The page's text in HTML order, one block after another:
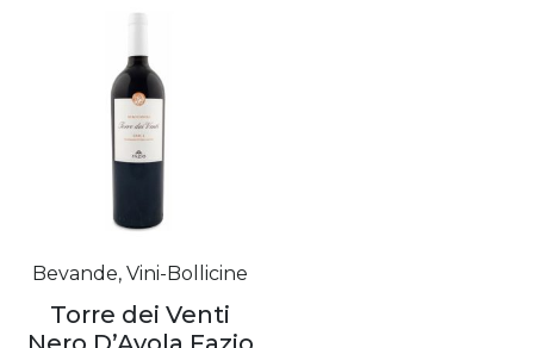
Bevande, Vini-Bollicine
Torre dei Venti